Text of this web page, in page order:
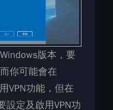
版本，要
你可能會在
VPN功能，但在
設定及啟用VPN功